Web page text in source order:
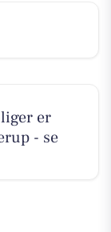
er
- se